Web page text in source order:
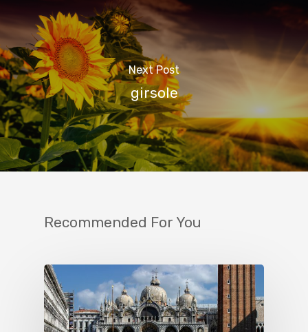
Next Post
girsole
Recommended For You